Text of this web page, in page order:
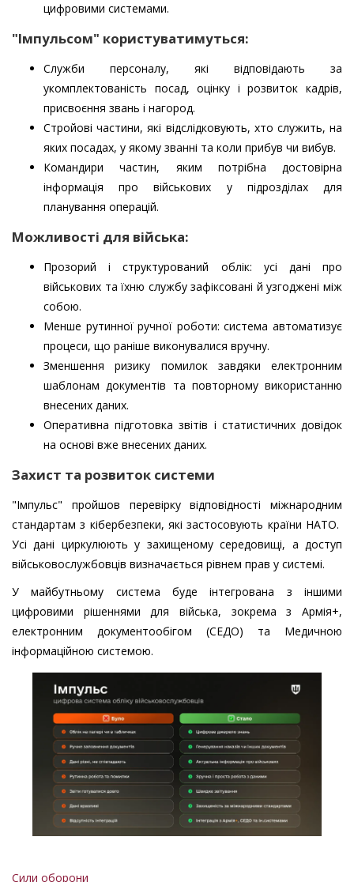
цифровими системами.
"Імпульсом" користуватимуться:
Служби персоналу, які відповідають за
укомплектованість посад, оцінку і розвиток кадрів,
присвоєння звань і нагород.
Стройові частини, які відслідковують, хто служить, на
яких посадах, у якому званні та коли прибув чи вибув.
Командири частин, яким потрібна достовірна
інформація про військових у підрозділах для
планування операцій.
Можливості для війська:
Прозорий і структурований облік: усі дані про
військових та їхню службу зафіксовані й узгоджені між
собою.
Менше рутинної ручної роботи: система автоматизує
процеси, що раніше виконувалися вручну.
Зменшення ризику помилок завдяки електронним
шаблонам документів та повторному використанню
внесених даних.
Оперативна підготовка звітів і статистичних довідок
на основі вже внесених даних.
Захист та розвиток системи
"Імпульс" пройшов перевірку відповідності міжнародним
стандартам з кібербезпеки, які застосовують країни НАТО.
Усі дані циркулюють у захищеному середовищі, а доступ
військовослужбовців визначається рівнем прав у системі.
У майбутньому система буде інтегрована з іншими
цифровими рішеннями для війська, зокрема з Армія+,
електронним документообігом (СЕДО) та Медичною
інформаційною системою.
Сили оборони